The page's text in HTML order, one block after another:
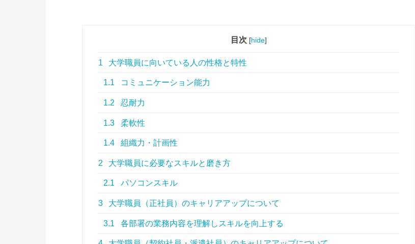
目次 [hide]
1 大学職員に向いている人の性格と特性
1.1 コミュニケーション能力
1.2 忍耐力
1.3 柔軟性
1.4 組織力・計画性
2 大学職員に必要なスキルと磨き方
2.1 パソコンスキル
3 大学職員（正社員）のキャリアアップについて
3.1 各部署の業務内容を理解しスキルを向上する